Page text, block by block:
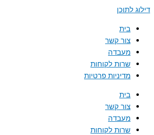
דילוג לתוכן
בית
צור קשר
מעבדה
שרות לקוחות
מדיניות פרטיות
בית
צור קשר
מעבדה
שרות לקוחות